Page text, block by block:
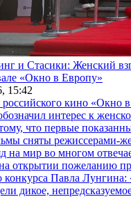
и Стасики: Женский
«Окно в Европу»
15:42
российского кино «Окно
интерес к
что первые
сняты режиссерами-
на мир во многом
открытии пожеланию
Павла Лунгина:
дикое,